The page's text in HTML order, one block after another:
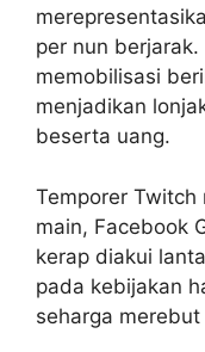
per nun
memobilisasi
menjadikan
beserta uang.
Temporer Twitch
main, Facebook
kerap diakui
pada kebijakan
seharga